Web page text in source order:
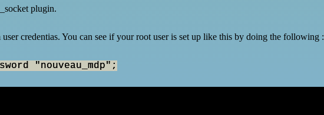
plugin.
credentias. You can see if your root user is set up like this by doing the following :
"nouveau_mdp";